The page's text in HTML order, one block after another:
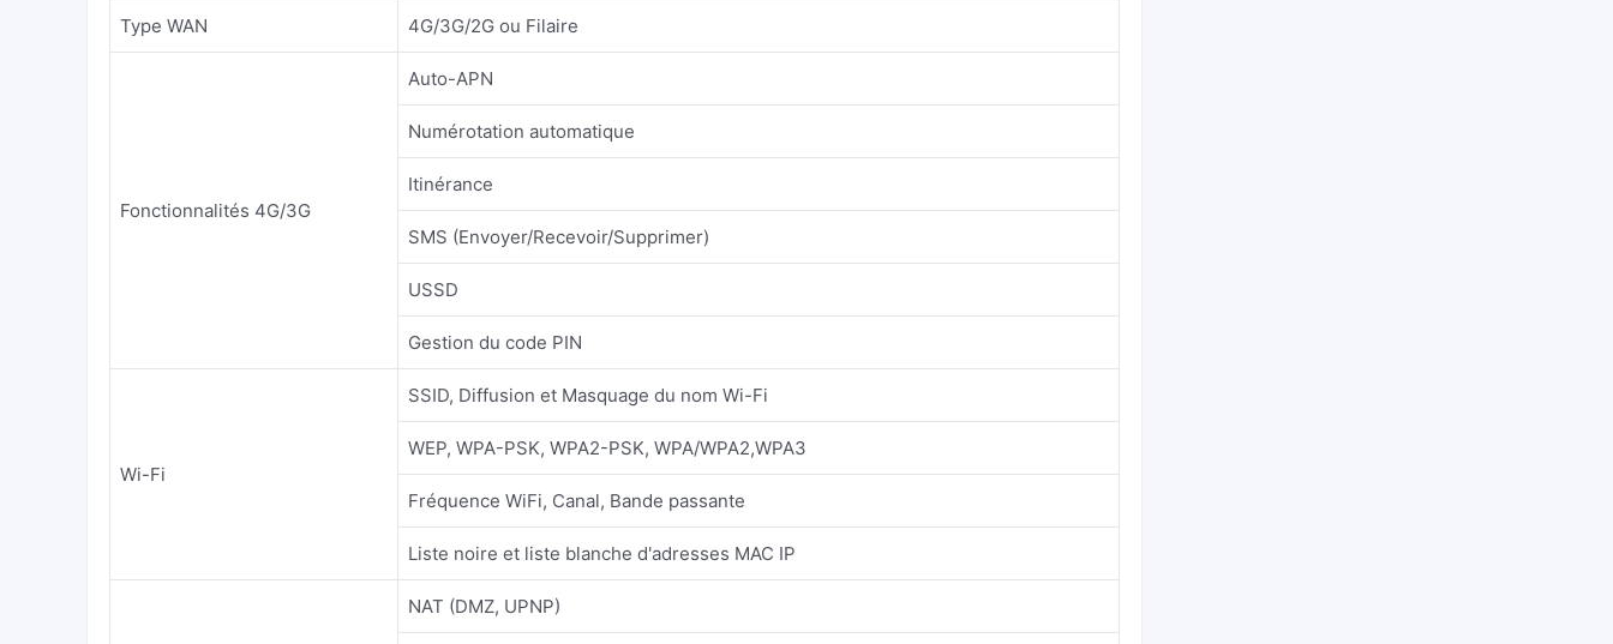
Type WAN 4G/3G/2G ou Filaire
Fonctionnalités 4G/3G
Auto-APN
Numérotation automatique
Itinérance
SMS (Envoyer/Recevoir/Supprimer)
USSD
Gestion du code PIN
Wi-Fi
SSID, Diffusion et Masquage du nom Wi-Fi
WEP, WPA-PSK, WPA2-PSK, WPA/WPA2,WPA3
Fréquence WiFi, Canal, Bande passante
Liste noire et liste blanche d'adresses MAC IP
NAT (DMZ, UPNP)